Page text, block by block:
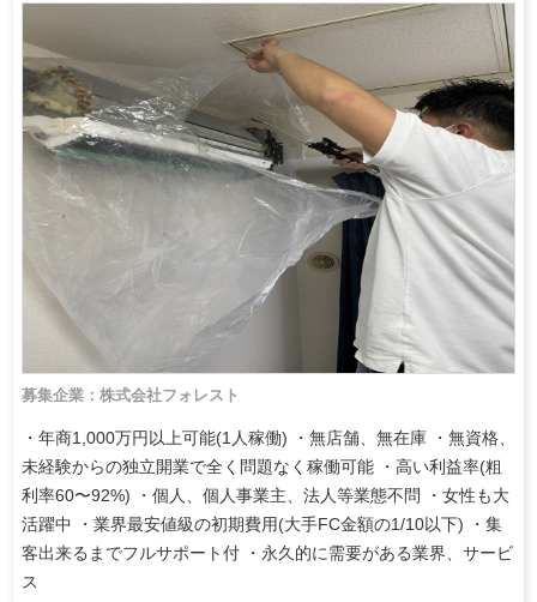
募集企業：株式会社フォレスト
・年商1,000万円以上可能(1人稼働) ・無店舗、無在庫 ・無資格、
未経験からの独立開業で全く問題なく稼働可能 ・高い利益率(粗
利率60〜92%) ・個人、個人事業主、法人等業態不問 ・女性も大
活躍中 ・業界最安値級の初期費用(大手FC金額の1/10以下) ・集
客出来るまでフルサポート付 ・永久的に需要がある業界、サービ
ス